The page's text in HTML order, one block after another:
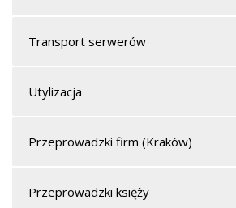
Transport serwerów
Utylizacja
Przeprowadzki firm (Kraków)
Przeprowadzki księży